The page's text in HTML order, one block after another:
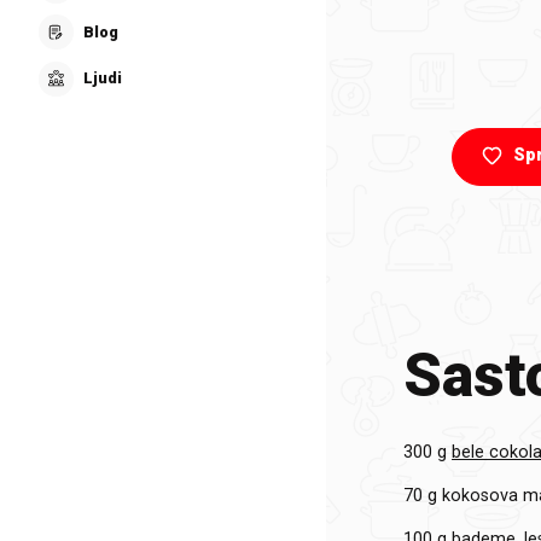
Blog
Ljudi
300 g bele
70 g kokosova